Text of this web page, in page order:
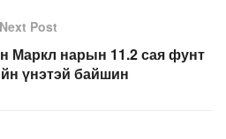
Next Post
Маркл нарын 11.2 сая фунт
үнэтэй байшин